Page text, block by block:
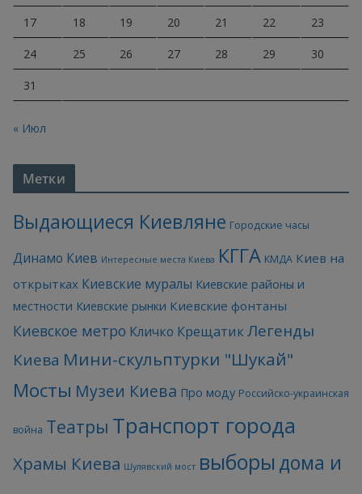
17 18 19 20 21 22 23
24 25 26 27 28 29 30
31
« Июл
Метки
Выдающиеся Киевляне Городские часы
Динамо Киев Интересные места Киева КГГА КМДА Киев на
открытках Киевские муралы Киевские районы и
местности Киевские рынки Киевские фонтаны
Киевское метро Кличко КрещатикЛегенды
Киева Мини-скульптурки "Шукай"
Мосты Музеи Киева Про моду Российско-украинская
война Театры Транспорт города
Храмы Киева Шулявский мост выборы дома и